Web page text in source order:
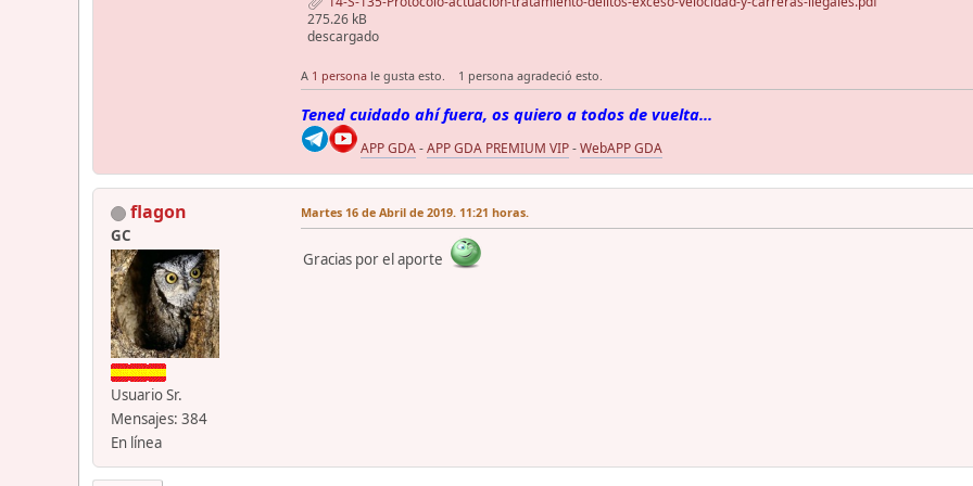
275.26 kB
descargado
A 1 persona le gusta esto. 1 persona agradeció esto.
Tened cuidado ahí fuera, os quiero a todos de vuelta...
APP GDA-APP GDA PREMIUM VIP-WebAPP GDA
flagon
GC
Usuario Sr.
Mensajes: 384
En línea
Martes 16 de Abril de 2019. 11:21 horas.
Gracias por el aporte